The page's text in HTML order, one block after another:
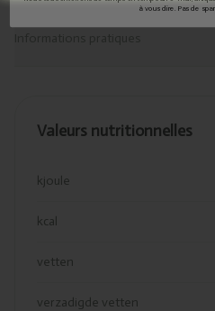
Valeurs nutritionnelles
kjoule
kcal
vetten
verzadigde vetten
à vous dire. Pas de